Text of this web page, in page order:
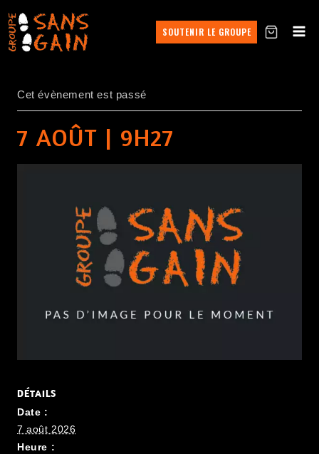
SOUTENIR LE GROUPE
Cet évènement est passé
7 AOÛT | 9H27
DÉTAILS
Date :
7 août 2026
Heure :